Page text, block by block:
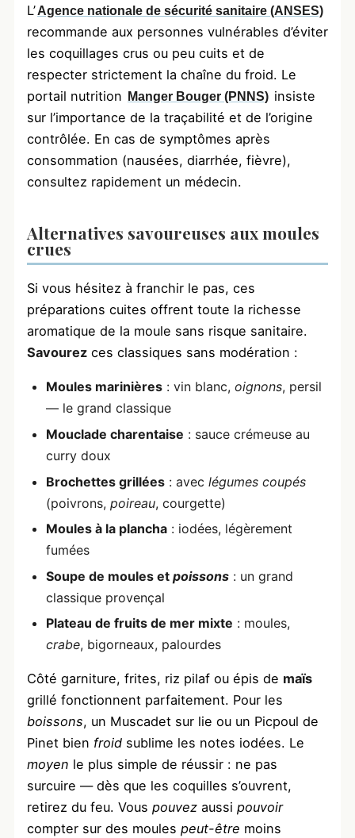
L’Agence nationale de sécurité sanitaire (ANSES)
recommande aux personnes vulnérables d’éviter
les coquillages crus ou peu cuits et de
respecter strictement la chaîne du froid. Le
portail nutrition
Manger Bouger (PNNS) insiste
sur l’importance de la traçabilité et de l’origine
contrôlée. En cas de symptômes après
consommation (nausées, diarrhée, fièvre),
consultez rapidement un médecin.
Alternatives savoureuses aux moules
crues
Si vous hésitez à franchir le pas, ces
préparations cuites offrent toute la richesse
aromatique de la moule sans risque sanitaire.
Savourez ces classiques sans modération :
Moules marinières : vin blanc, oignons, persil
— le grand classique
Mouclade charentaise : sauce crémeuse au
curry doux
Brochettes grillées : avec légumes coupés
(poivrons, poireau, courgette)
Moules à la plancha : iodées, légèrement
fumées
Soupe de moules et poissons : un grand
classique provençal
Plateau de fruits de mer mixte : moules,
crabe, bigorneaux, palourdes
Côté garniture, frites, riz pilaf ou épis de maïs
grillé fonctionnent parfaitement. Pour les
boissons, un Muscadet sur lie ou un Picpoul de
Pinet bien froid sublime les notes iodées. Le
moyen le plus simple de réussir : ne pas
surcuire — dès que les coquilles s’ouvrent,
retirez du feu. Vous pouvez aussi pouvoir
compter sur des moules peut-être moins